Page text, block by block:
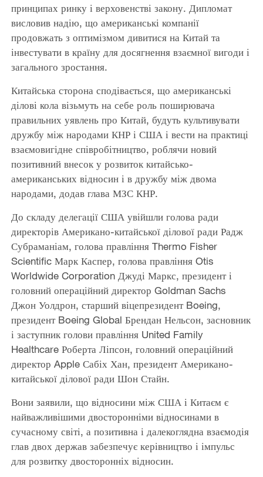
принципах ринку і верховенстві закону. Дипломат
висловив надію, що американські компанії
продовжать з оптимізмом дивитися на Китай та
інвестувати в країну для досягнення взаємної вигоди і
загального зростання.
Китайська сторона сподівається, що американські
ділові кола візьмуть на себе роль поширювача
правильних уявлень про Китай, будуть культивувати
дружбу між народами КНР і США і вести на практиці
взаємовигідне співробітництво, роблячи новий
позитивний внесок у розвиток китайсько-
американських відносин і в дружбу між двома
народами, додав глава МЗС КНР.
До складу делегації США увійшли голова ради
директорів Американо-китайської ділової ради Радж
Субраманіам, голова правління Thermo Fisher
Scientific Марк Каспер, голова правління Otis
Worldwide Corporation Джуді Маркс, президент і
головний операційний директор Goldman Sachs
Джон Уолдрон, старший віцепрезидент Boeing,
президент Boeing Global Брендан Нельсон, засновник
і заступник голови правління United Family
Healthcare Роберта Ліпсон, головний операційний
директор Apple Сабіх Хан, президент Американо-
китайської ділової ради Шон Стайн.
Вони заявили, що відносини між США і Китаєм є
найважливішими двосторонніми відносинами в
сучасному світі, а позитивна і далекоглядна взаємодія
глав двох держав забезпечує керівництво і імпульс
для розвитку двосторонніх відносин.